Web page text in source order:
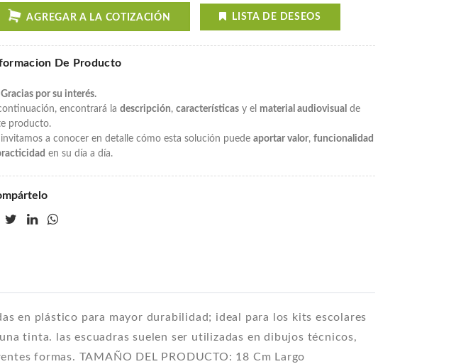
AGREGAR A LA COTIZACIÓN LISTA DE DESEOS
De Producto
Gracias por su interés.
encontrará la descripción, características y el material audiovisual de
producto.
invitamos a conocer en detalle cómo esta solución puede aportar valor, funcionalidad
en su día a día.
en plástico para mayor durabilidad; ideal para los kits escolares
tinta. las escuadras suelen ser utilizadas en dibujos técnicos,
formas. TAMAÑO DEL PRODUCTO: 18 Cm Largo